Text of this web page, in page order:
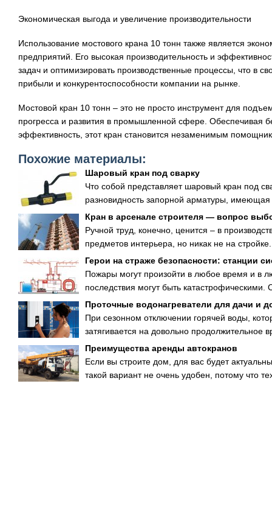
Экономическая выгода и увеличение производительности
Использование мостового крана 10 тонн также является
предприятий. Его высокая производительность и
задач и оптимизировать производственные процессы, что в
прибыли и конкурентоспособности компании на рынке.
Мостовой кран 10 тонн – это не просто инструмент для
прогресса и развития в промышленной сфере. Обеспечивая
эффективность, этот кран становится незаменимым
Похожие материалы:
Шаровый кран под сварку
Что собой представляет шаровый кран под
разновидность запорной арматуры,
Кран в арсенале строителя — вопрос
Ручной труд, конечно, ценится – в
предметов интерьера, но никак не на
Герои на страже безопасности: станции
Пожары могут произойти в любое время и в
последствия могут быть катастрофическими.
Проточные водонагреватели для дачи и
При сезонном отключении горячей воды,
затягивается на довольно продолжительное
Преимущества аренды автокранов
Если вы строите дом, для вас будет
такой вариант не очень удобен, потому что